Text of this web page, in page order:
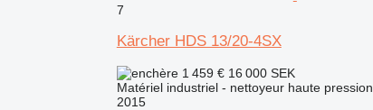
7
Kärcher HDS 13/20-4SX
1 459 € 16 000 SEK
Matériel industriel - nettoyeur haute pression
2015